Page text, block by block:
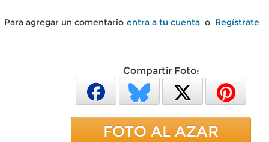
Para agregar un comentario entra a tu cuenta o Regístrate
Compartir Foto:
FOTO AL AZAR